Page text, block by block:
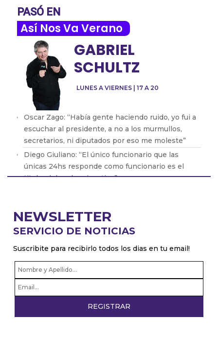
PASÓ EN
Así Nos Va Verano
LUNES A VIERNES | 17 A 20
GABRIEL
SCHULTZ
Oscar Zago: “Había gente haciendo ruido, yo fui a
escuchar al presidente, a no a los murmullos,
secretarios, ni diputados por eso me moleste”
Diego Giuliano: “El único funcionario que las
únicas 24hs responde como funcionario es el
titular del poder ejecutivo”
Patricio Giusto: “Hice una nota crítica sobre Milei
con datos objetivos y a la tarde me la borraron de
Pablo Juliano: “Los radicales con peluca
confirman que no sirven para nada”
NEWSLETTER
SERVICIO DE NOTICIAS
Suscribite para recibirlo todos los dias en tu email!